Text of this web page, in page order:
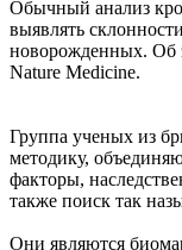
Обычный анализ
выявлять
новорожденных. Об
Nature Medicine.
Группа ученых из
методику,
факторы,
также поиск так
Они являются